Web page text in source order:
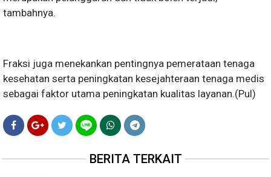
tambahnya.
Fraksi juga menekankan pentingnya pemerataan tenaga
kesehatan serta peningkatan kesejahteraan tenaga medis
sebagai faktor utama peningkatan kualitas layanan.(Pul)
BERITA TERKAIT